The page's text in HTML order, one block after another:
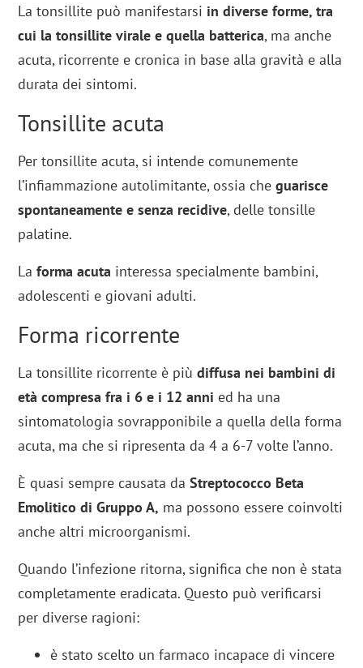
La tonsillite può manifestarsi in diverse forme, tra
cui la tonsillite virale e quella batterica, ma anche
acuta, ricorrente e cronica in base alla gravità e alla
durata dei sintomi.
Tonsillite acuta
Per tonsillite acuta, si intende comunemente
l’infiammazione autolimitante, ossia cheguarisce
spontaneamente e senza recidive, delle tonsille
palatine.
Laforma acuta interessa specialmente bambini,
adolescenti e giovani adulti.
Forma ricorrente
La tonsillite ricorrente è piùdiffusa nei bambini di
età compresa fra i 6 e i 12 anni ed ha una
sintomatologia sovrapponibile a quella della forma
acuta, ma che si ripresenta da 4 a 6-7 volte l’anno.
È quasi sempre causata daStreptococco Beta
Emolitico di Gruppo A, ma possono essere coinvolti
anche altri microorganismi.
Quando l’infezione ritorna, significa che non è stata
completamente eradicata. Questo può verificarsi
per diverse ragioni:
è stato scelto un farmaco incapace di vincere